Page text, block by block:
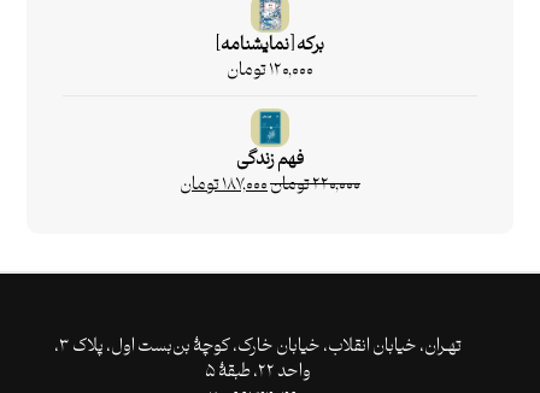
برکه [نمایشنامه]
۱۲۰,۰۰۰تومان
فهم زندگی
۲۲۰,۰۰۰تومان۱۸۷,۰۰۰تومان
تهـران،‌ خیابان انقلاب، خیابان خارک، کوچۀ بن‌بست اول، پلاک ۳،
واحد ۲۲، طبقۀ ۵